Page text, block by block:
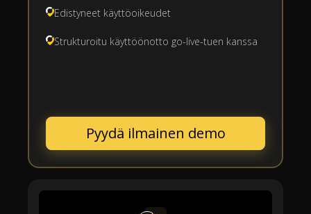
Edistyneet käyttöoikeudet
Strukturoitu käyttöönotto go-live-tuen kanssa
Pyydä ilmainen demo